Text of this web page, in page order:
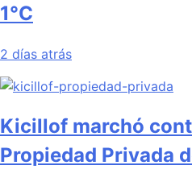
1°C
2 días atrás
Kicillof marchó
Propiedad Privada